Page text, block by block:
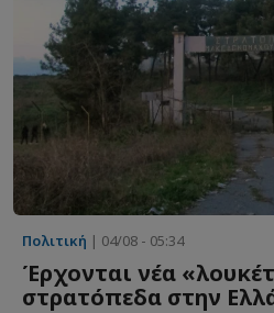
Πολιτική | 04/08 - 05:34
Έρχονται νέα
στρατόπεδα στην